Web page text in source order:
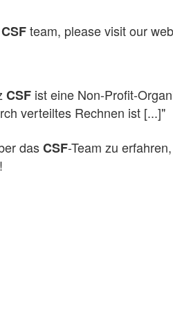
CSFteam, please visit our
CSF ist eine Non-Profit-
verteiltes Rechnen ist [...]"
dasCSF-Team zu